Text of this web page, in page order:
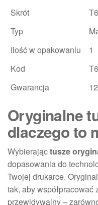
Skrót
Typ
Ilość w opakowaniu
1
Kod
Gwarancja
Oryginalne
dlaczego to
Wybierająctusze
dopasowania do
Twojej drukarce.
tak, aby
przewidywalny –